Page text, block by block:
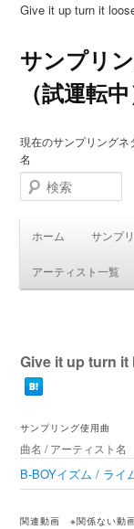
Give it up turn it
サンプリ
（試運転中
現在のサンプリング
名
検索
ホーム サンプ
アーティスト一覧
Give it up turn it
サンプリング使用曲
曲名 / アーティスト名
B-BOYイズム / ライ
関連動画※関係ない動